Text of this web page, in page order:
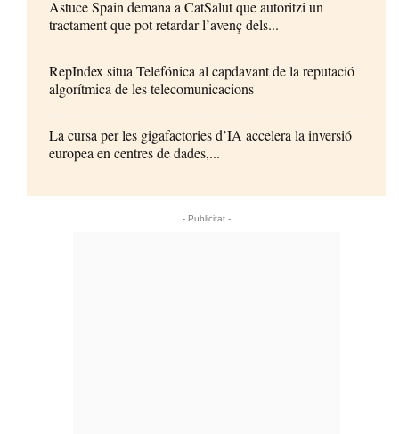
Astuce Spain demana a CatSalut que autoritzi un
tractament que pot retardar l’avenç dels...
RepIndex situa Telefónica al capdavant de la reputació
algorítmica de les telecomunicacions
La cursa per les gigafactories d’IA accelera la inversió
europea en centres de dades,...
- Publicitat -